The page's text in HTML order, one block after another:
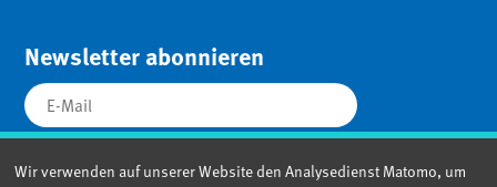
Wir verwenden auf unserer Website den Analysedienst Matomo, um
Newsletter abonnieren